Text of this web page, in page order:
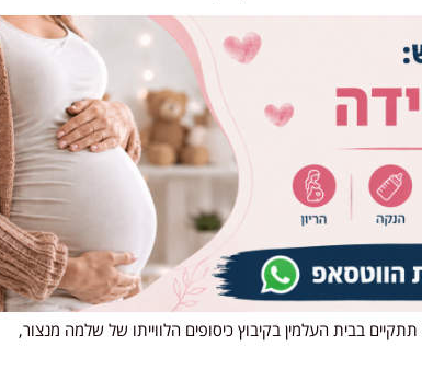
ביום ראשון, ב' באדר, 2.3.2025, בשעה 12:30 תתקיים בבית העלמין בקיבוץ כיסופים הלווייתו של שלמה מנצור,